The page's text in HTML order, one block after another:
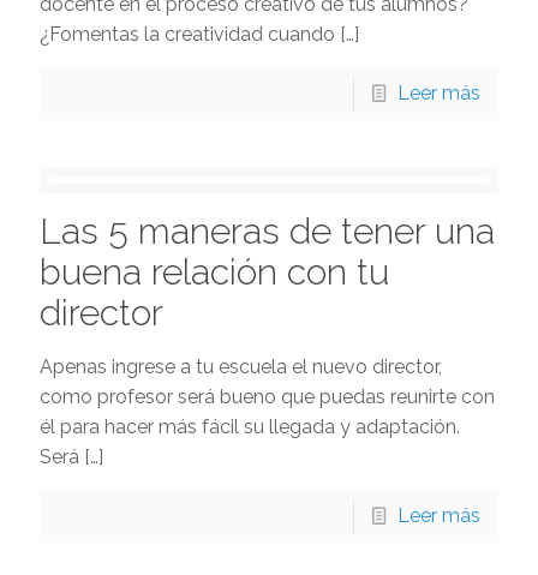
¿Fomentas la creatividad cuando […]
Leer más
Las 5 maneras de tener una
buena relación con tu
director
Apenas ingrese a tu escuela el nuevo director,
como profesor será bueno que puedas reunirte con
él para hacer más fácil su llegada y adaptación.
Será […]
Leer más